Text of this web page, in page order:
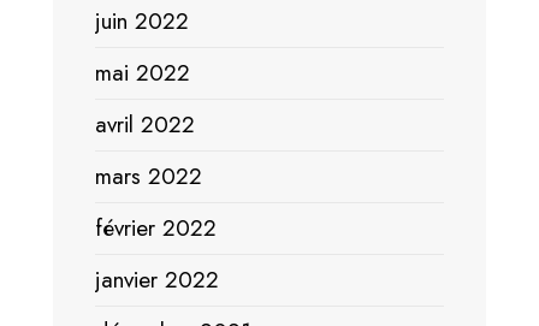
juin 2022
mai 2022
avril 2022
mars 2022
février 2022
janvier 2022